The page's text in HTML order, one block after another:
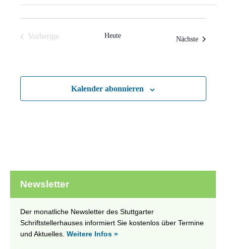
Vorherige
Heute Nächste
Kalender abonnieren
Newsletter
Der monatliche Newsletter des Stuttgarter
Schriftstellerhauses informiert Sie kostenlos über Termine
und Aktuelles. Weitere Infos »